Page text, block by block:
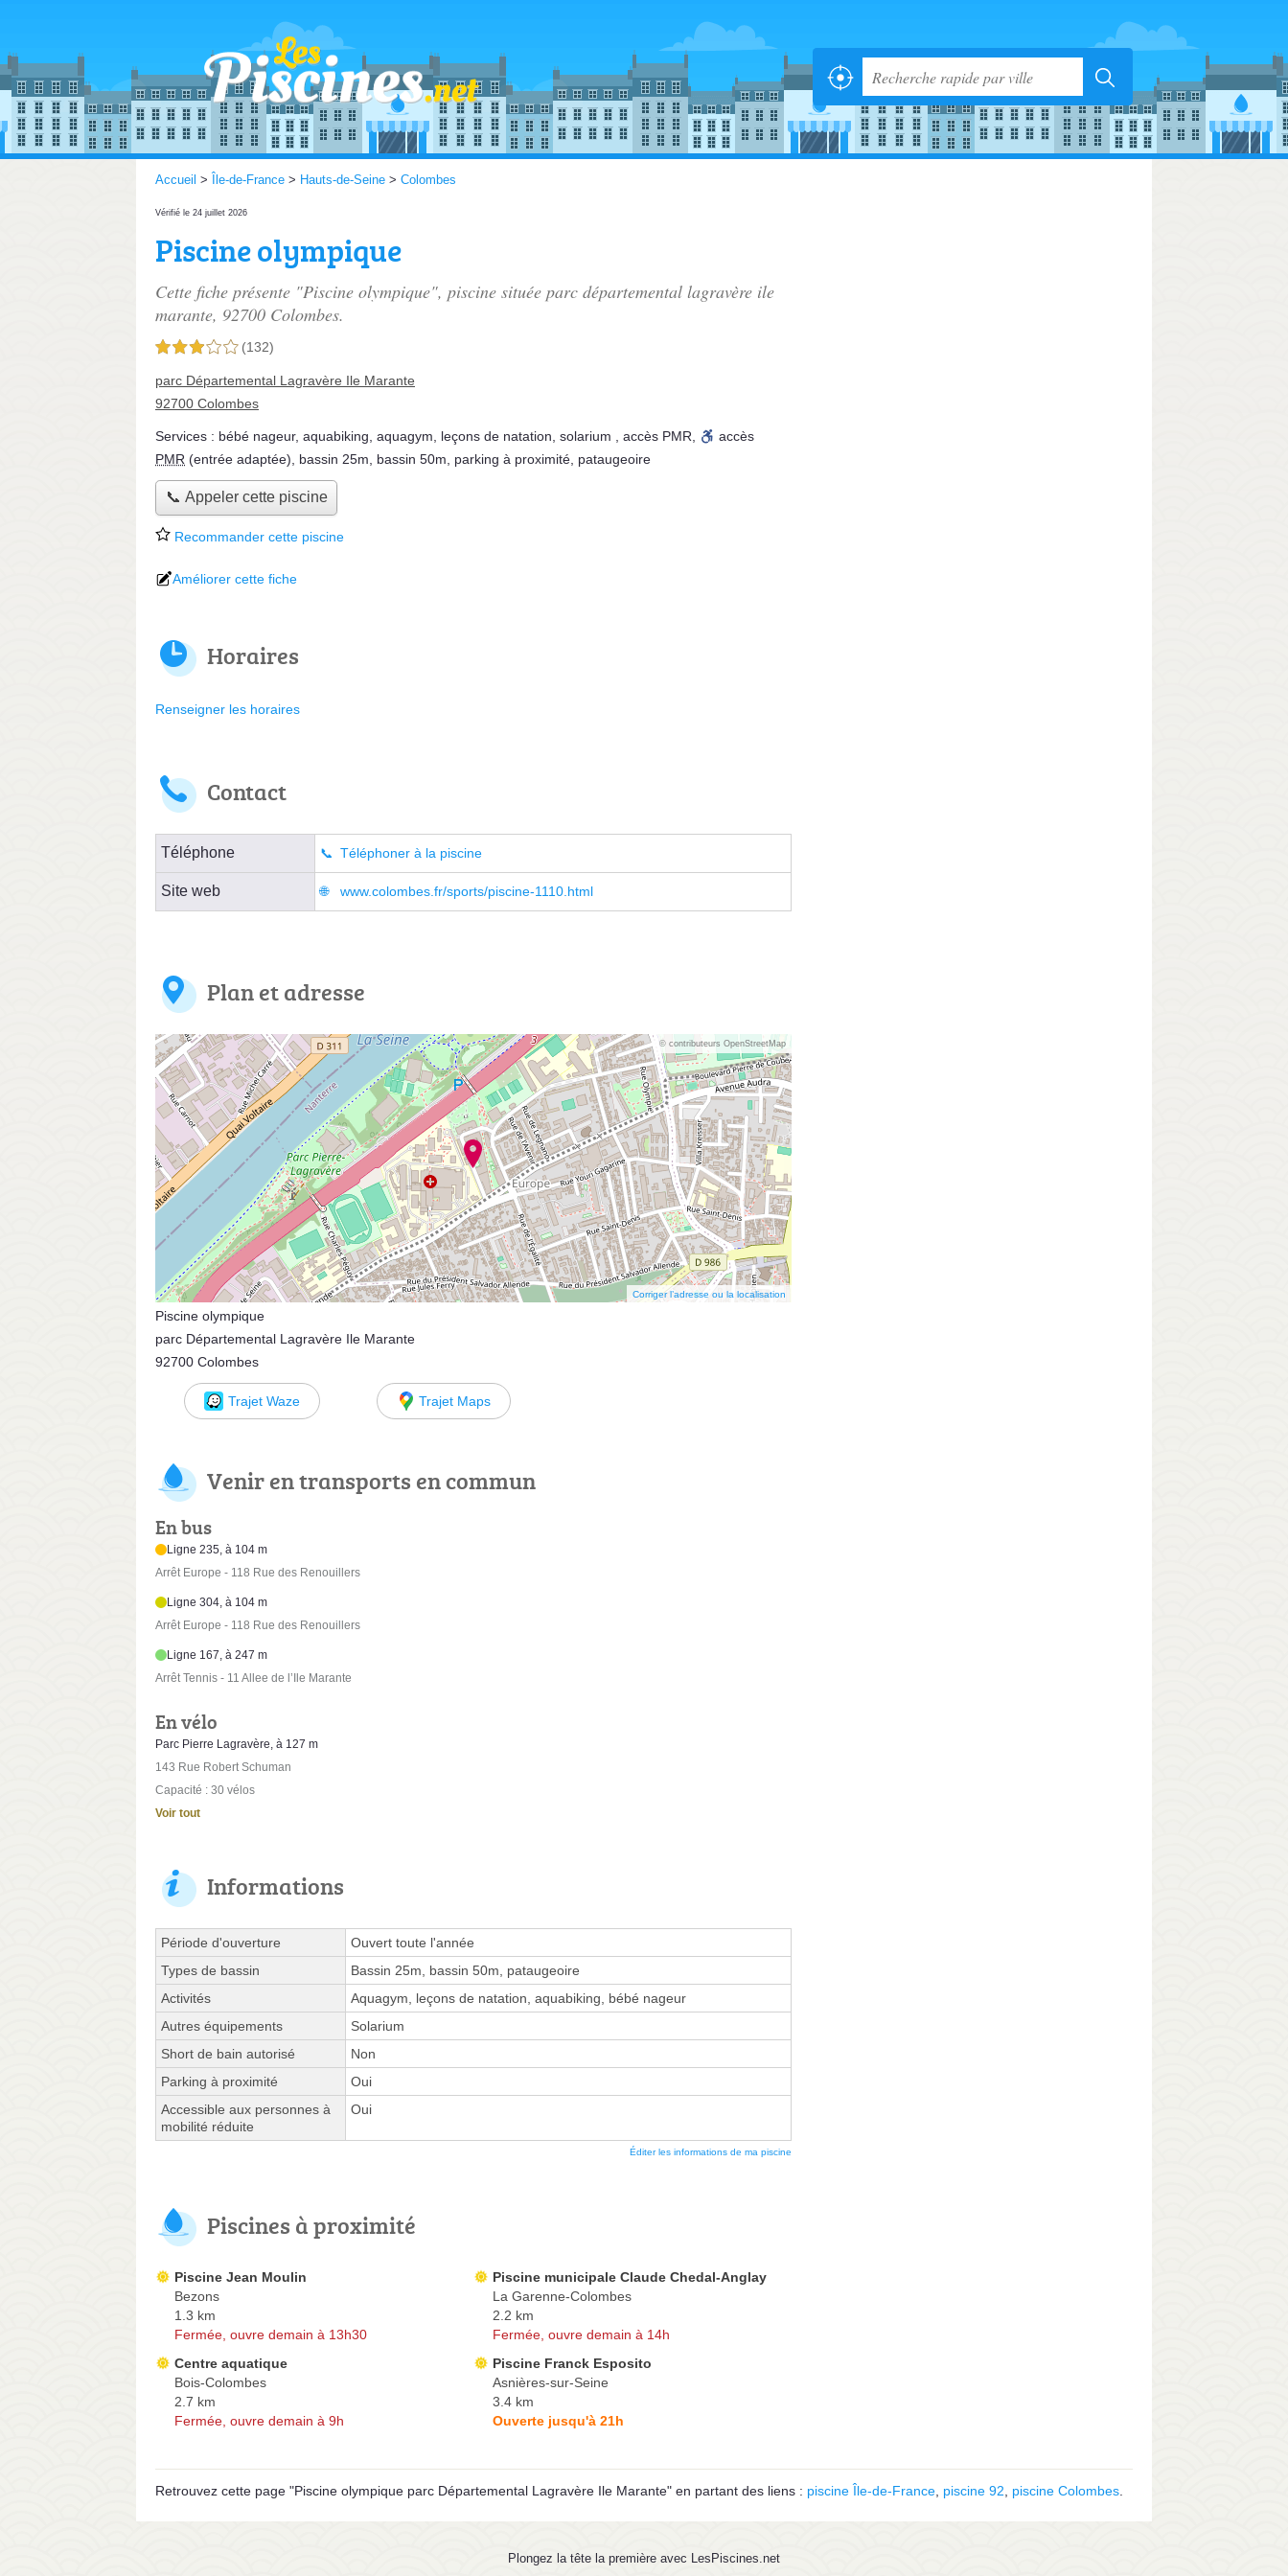
Accueil > Île-de-France > Hauts-de-Seine > Colombes
Vérifié le 24 juillet 2026
Piscine olympique
Cette fiche présente "Piscine olympique", piscine située parc départemental lagravère ile
marante, 92700 Colombes.
3,0 étoiles sur 5 (132)
parc Départemental Lagravère Ile Marante
92700 Colombes
Services : bébé nageur, aquabiking aquagym leçons de natation solarium accès PMR
accès
PMR (entrée adaptée) bassin 25m bassin 50m parking à proximité pataugeoire
📞 Appeler cette piscine
Recommander cette piscine
Améliorer cette fiche
Horaires
Renseigner les horaires
Contact
Téléphone Téléphoner à la piscine
Site web www.colombes.fr/sports/piscine-1110.html
Plan et adresse
© contributeurs OpenStreetMap
Corriger l’adresse ou la localisation
Piscine olympique
parc Départemental Lagravère Ile Marante
92700 Colombes
Trajet Waze Trajet Maps
Venir en transports en commun
En bus
Ligne 235, à 104 m
Arrêt Europe - 118 Rue des Renouillers
Ligne 304, à 104 m
Arrêt Europe - 118 Rue des Renouillers
Ligne 167, à 247 m
Arrêt Tennis - 11 Allee de l’Ile Marante
En vélo
Parc Pierre Lagravère, à 127 m
143 Rue Robert Schuman
Capacité : 30 vélos
Voir tout
Informations
Période d'ouverture
Ouvert toute l'année
Types de bassin
Bassin 25m, bassin 50m, pataugeoire
Activités
Aquagym, leçons de natation, aquabiking, bébé nageur
Autres équipements
Solarium
Short de bain autorisé
Non
Parking à proximité
Oui
Accessible aux personnes à
mobilité réduite
Oui
Éditer les informations de ma piscine
Piscines à proximité
Piscine Jean Moulin
Bezons
1.3 km
Fermée, ouvre demain à 13h30
Piscine municipale Claude Chedal-Anglay
La Garenne-Colombes
2.2 km
Fermée, ouvre demain à 14h
Centre aquatique
Bois-Colombes
2.7 km
Fermée, ouvre demain à 9h
Piscine Franck Esposito
Asnières-sur-Seine
3.4 km
Ouverte jusqu'à 21h
Retrouvez cette page "Piscine olympique parc Départemental Lagravère Ile Marante" en partant des liens : piscine Île-de-France piscine 92 piscine Colombes
Plongez la tête la première avec LesPiscines.net